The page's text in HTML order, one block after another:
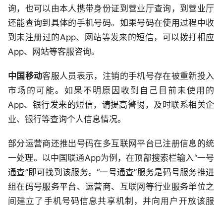
询，也可以由本人携带身份证到营业厅查询，到营业厅
还能查询到具体的手机号码。如果号码在使用过程中收
到未注册过的App、网站等发来的短信，可以拨打相应
App、网站等客服咨询。
中国移动客服人员表示，注销的手机号存在被重新投入
市场的可能。如果不明原因收到自己目前未使用的
App、银行发来的短信，请提高警惕，及时联系相关企
业、银行等查询个人信息情况。
部分运营商还推出号码在多互联网平台已注册信息的统
一处理。以中国联通App为例，在顶部搜索栏输入“一号
通查”即可找到该服务。“一号通查”服务是码号服务推进
组在码号服务平台、运营商、互联网等行业服务单位之
间建立了手机号码信息共享机制，并向用户开放该服